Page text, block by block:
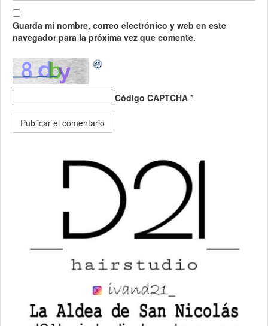
Guarda mi nombre, correo electrónico y web en este
navegador para la próxima vez que comente.
Código CAPTCHA *